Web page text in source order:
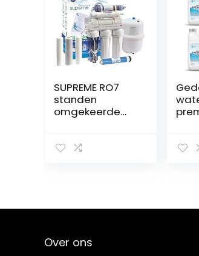
SUPREME RO7
standen
omgekeerde
drinkwaterinstall
membraanfilter
waterfilter
the
Over ons